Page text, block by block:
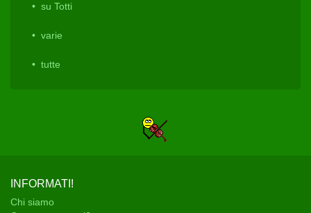
su Totti
varie
tutte
INFORMATI!
Chi siamo